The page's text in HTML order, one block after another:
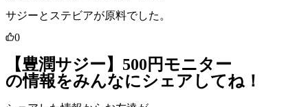
サジーとステビアが原料でした。
0
【豊潤サジー】500円モニター
の情報をみんなにシェアしてね！